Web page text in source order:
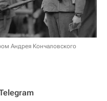
Андрея Кончаловского